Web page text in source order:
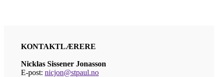
KONTAKTLÆRERE
Nicklas Sissener Jonasson
E-post: nicjon@stpaul.no